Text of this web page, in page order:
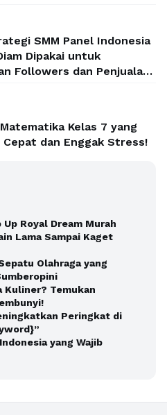
SMM Panel Indonesia
Dipakai untuk
Followers dan Penjualan
Kelas 7 yang
Cepat dan Enggak Stress!
Royal Dream Murah
Lama Sampai Kaget
Olahraga yang
Kuliner? Temukan
Peringkat di
yang Wajib